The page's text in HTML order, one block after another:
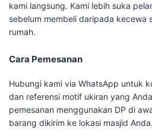
kami langsung. Kami lebih suka
sebelum membeli daripada kecewa
rumah.
Cara Pemesanan
Hubungi kami via WhatsApp untuk
dan referensi motif ukiran yang
pemesanan menggunakan DP di
barang dikirim ke lokasi masjid Anda.